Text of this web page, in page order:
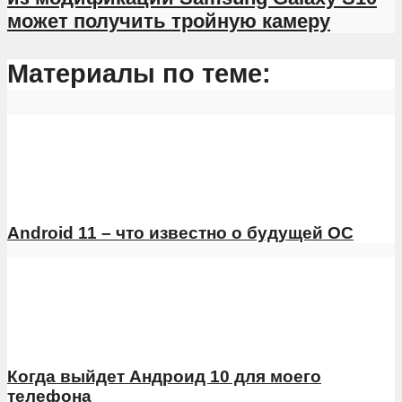
может получить тройную камеру
Материалы по теме:
Android 11 – что известно о будущей ОС
Когда выйдет Андроид 10 для моего
телефона